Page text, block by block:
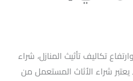
تكاليف تأثيث المنازل، شراء
شراء الأثاث المستعمل من